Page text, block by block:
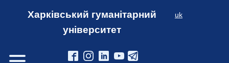
Харківський гуманітарний
університет
uk